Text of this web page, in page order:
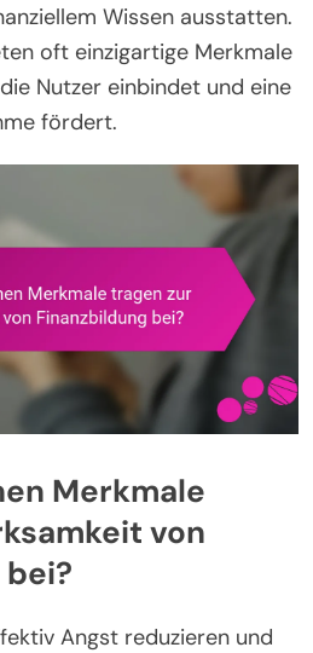
Wissen ausstatten.
oft einzigartige Merkmale
Nutzer einbindet und eine
fördert.
Merkmale
von
Angst reduzieren und